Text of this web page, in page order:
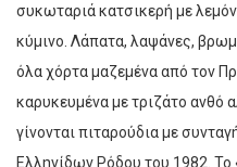
συκωταριά κατσικερή με
κύμινο. Λάπατα, λαψάνες,
όλα χόρτα μαζεμένα από τον
καρυκευμένα με τριζάτο ανθό
γίνονται πιταρούδια με
Ελληνίδων Ρόδου του 1982. Το